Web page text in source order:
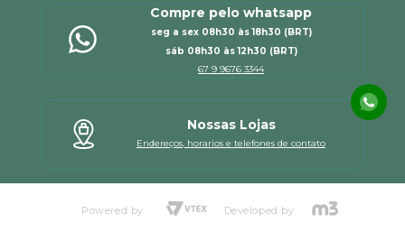
Compre pelo whatsapp
seg a sex 08h30 às 18h30 (BRT)
sáb 08h30 às 12h30 (BRT)
67 9 9676 3344
Nossas Lojas
Endereços, horarios e telefones de contato
Powered by Developed by